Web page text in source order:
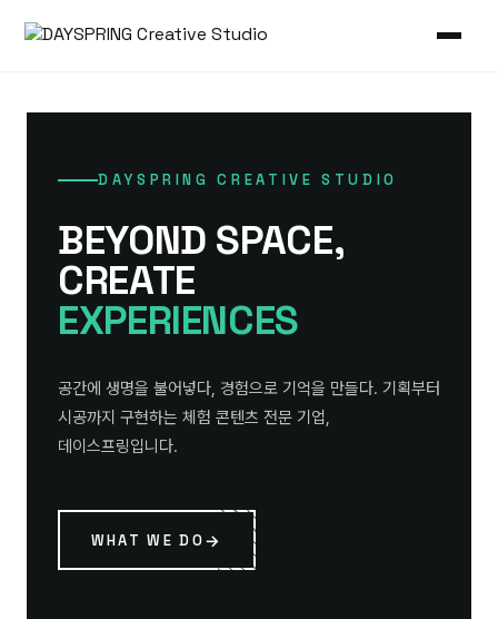
DAYSPRING CREATIVE STUDIO
BEYOND SPACE,
CREATE
EXPERIENCES
공간에 생명을 불어넣다, 경험으로 기억을 만들다. 기획부터
시공까지 구현하는 체험 콘텐츠 전문 기업,
데이스프링입니다.
WHAT WE DO